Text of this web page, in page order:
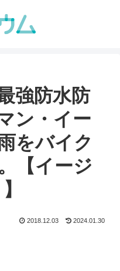
強防水防
ン・イー
をバイク
【イージ
2018.12.03 2024.01.30